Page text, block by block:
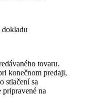
dokladu
tovaru.
konečnom predaji,
stlačení sa
na